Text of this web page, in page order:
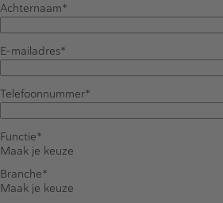
Achternaam
E-mailadres
Telefoonnummer
Functie
Maak je keuze
Branche
Maak je keuze